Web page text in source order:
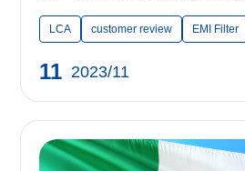
11 2023/11
用。服务效率极高！” ——来自
LCA customer review EMI Filter